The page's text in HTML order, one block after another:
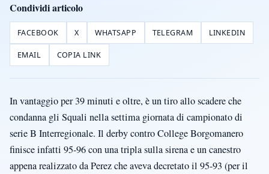
Condividi articolo
FACEBOOK X WHATSAPP TELEGRAM LINKEDIN
EMAIL COPIA LINK
In vantaggio per 39 minuti e oltre, è un tiro allo scadere che
condanna gli Squali nella settima giornata di campionato di
serie B Interregionale. Il derby contro College Borgomanero
finisce infatti 95-96 con una tripla sulla sirena e un canestro
appena realizzato da Perez che aveva decretato il 95-93 (per il